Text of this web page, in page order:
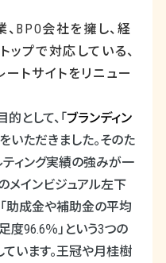
BPO会社を擁し、経
プで対応している、
トサイトをリニュー
として、「ブランディン
いただきました。そのた
ィング実績の強みが一
メインビジュアル左下
「助成金や補助金の平均
度96.6％」という3つの
います。王冠や月桂樹